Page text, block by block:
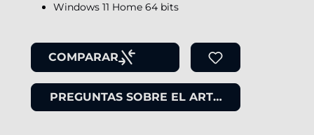
Windows 11 Home 64 bits
COMPARAR
PREGUNTAS SOBRE EL ARTÍCULO